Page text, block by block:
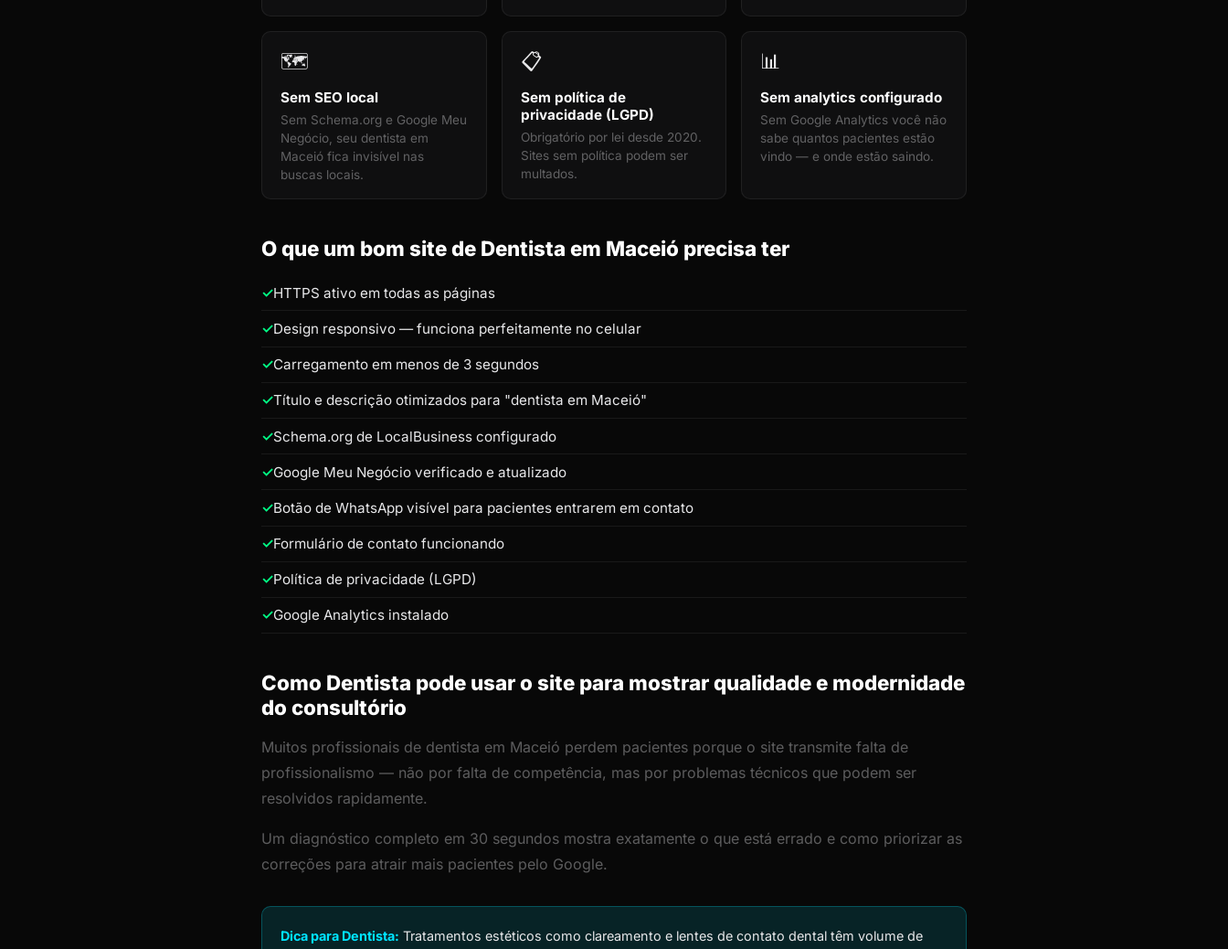
🗺️
Sem SEO local
Sem Schema.org e Google Meu
Negócio, seu dentista em
Maceió fica invisível nas
buscas locais.
📋
Sem política de
privacidade (LGPD)
Obrigatório por lei desde 2020.
Sites sem política podem ser
multados.
📊
Sem analytics configurado
Sem Google Analytics você não
sabe quantos pacientes estão
vindo — e onde estão saindo.
O que um bom site de Dentista em Maceió precisa ter
HTTPS ativo em todas as páginas
Design responsivo — funciona perfeitamente no celular
Carregamento em menos de 3 segundos
Título e descrição otimizados para "dentista em Maceió"
Schema.org de LocalBusiness configurado
Google Meu Negócio verificado e atualizado
Botão de WhatsApp visível para pacientes entrarem em contato
Formulário de contato funcionando
Política de privacidade (LGPD)
Google Analytics instalado
Como Dentista pode usar o site para mostrar qualidade e modernidade
do consultório
Muitos profissionais de dentista em Maceió perdem pacientes porque o site transmite falta de
profissionalismo — não por falta de competência, mas por problemas técnicos que podem ser
resolvidos rapidamente.
Um diagnóstico completo em 30 segundos mostra exatamente o que está errado e como priorizar as
correções para atrair mais pacientes pelo Google.
Dica para Dentista: Tratamentos estéticos como clareamento e lentes de contato dental têm volume de